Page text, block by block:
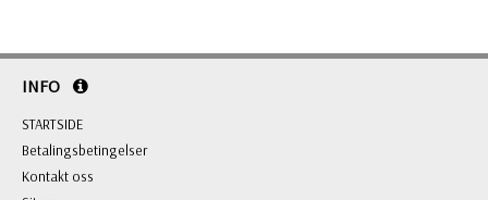
INFO
STARTSIDE
Betalingsbetingelser
Kontakt oss